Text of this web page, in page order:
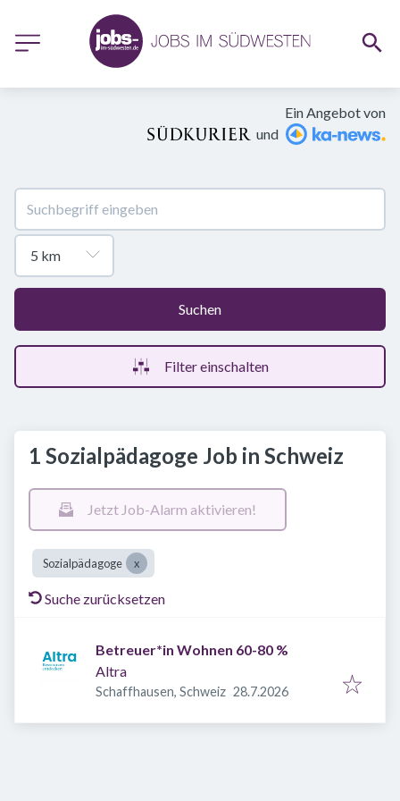
Ein Angebot von
und
Suchen
Filter einschalten
1 Sozialpädagoge Job in Schweiz
Jetzt Job-Alarm aktivieren!
Sozialpädagoge
Suche zurücksetzen
Betreuer*in Wohnen 60-80 %
Altra
Schaffhausen, Schweiz Veröffentlicht
28.7.2026